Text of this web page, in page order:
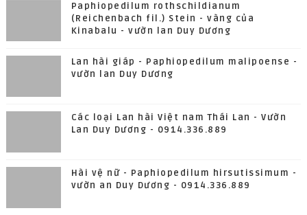
Paphiopedilum rothschildianum
(Reichenbach fil.) Stein - vàng của
Kinabalu - vườn lan Duy Dương
Lan hài giáp - Paphiopedilum malipoense -
vườn lan Duy Dương
Các loại Lan hài Việt nam Thái Lan - Vườn
Lan Duy Dương - 0914.336.889
Hài vệ nữ - Paphiopedilum hirsutissimum -
vườn an Duy Dương - 0914.336.889